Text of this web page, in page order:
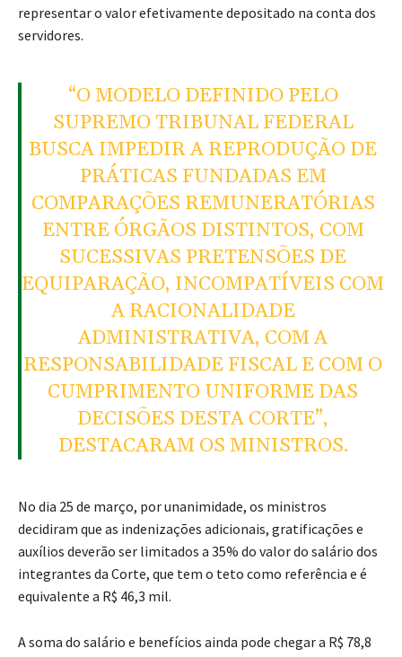
representar o valor efetivamente depositado na conta dos
servidores.
“O MODELO DEFINIDO PELO
SUPREMO TRIBUNAL FEDERAL
BUSCA IMPEDIR A REPRODUÇÃO DE
PRÁTICAS FUNDADAS EM
COMPARAÇÕES REMUNERATÓRIAS
ENTRE ÓRGÃOS DISTINTOS, COM
SUCESSIVAS PRETENSÕES DE
EQUIPARAÇÃO, INCOMPATÍVEIS COM
A RACIONALIDADE
ADMINISTRATIVA, COM A
RESPONSABILIDADE FISCAL E COM O
CUMPRIMENTO UNIFORME DAS
DECISÕES DESTA CORTE”,
DESTACARAM OS MINISTROS.
No dia 25 de março, por unanimidade, os ministros
decidiram que as indenizações adicionais, gratificações e
auxílios deverão ser limitados a 35% do valor do salário dos
integrantes da Corte, que tem o teto como referência e é
equivalente a R$ 46,3 mil.
A soma do salário e benefícios ainda pode chegar a R$ 78,8